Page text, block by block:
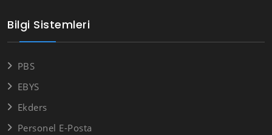
Bilgi Sistemleri
PBS
EBYS
Ekders
Personel E-Posta